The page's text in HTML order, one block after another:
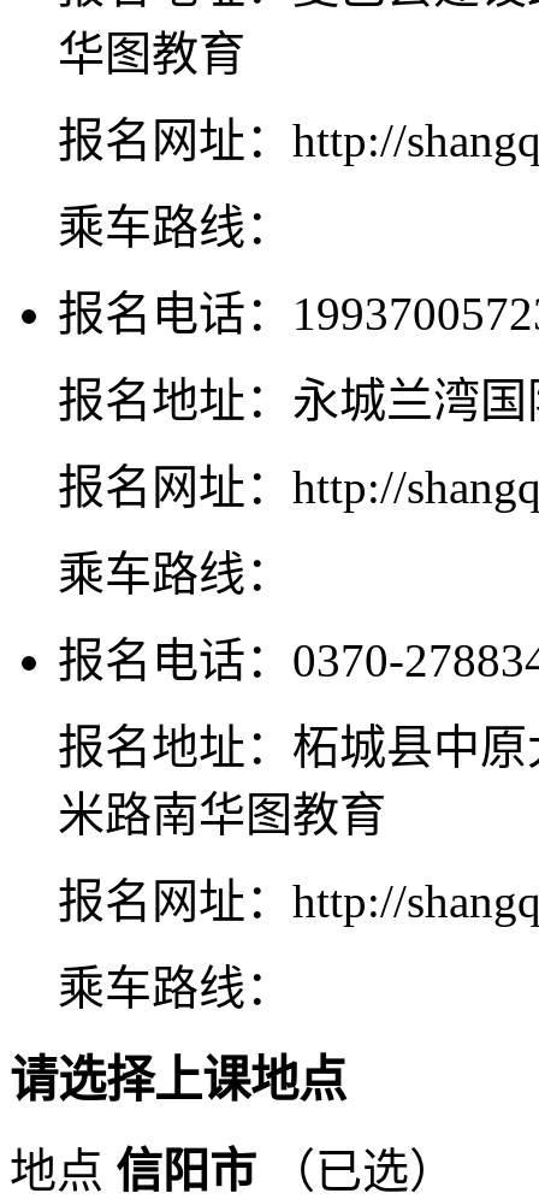
华图教育
报名网址：http://
乘车路线：
报名电话：
报名地址：永城兰湾
报名网址：http://
乘车路线：
报名电话：0370-
报名地址：柘城县中
米路南华图教育
报名网址：http://
乘车路线：
请选择上课地点
地点 信阳市 （已选）